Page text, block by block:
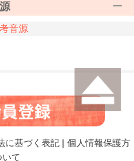
音源
に基づく表記 | 個人情報保護方
て